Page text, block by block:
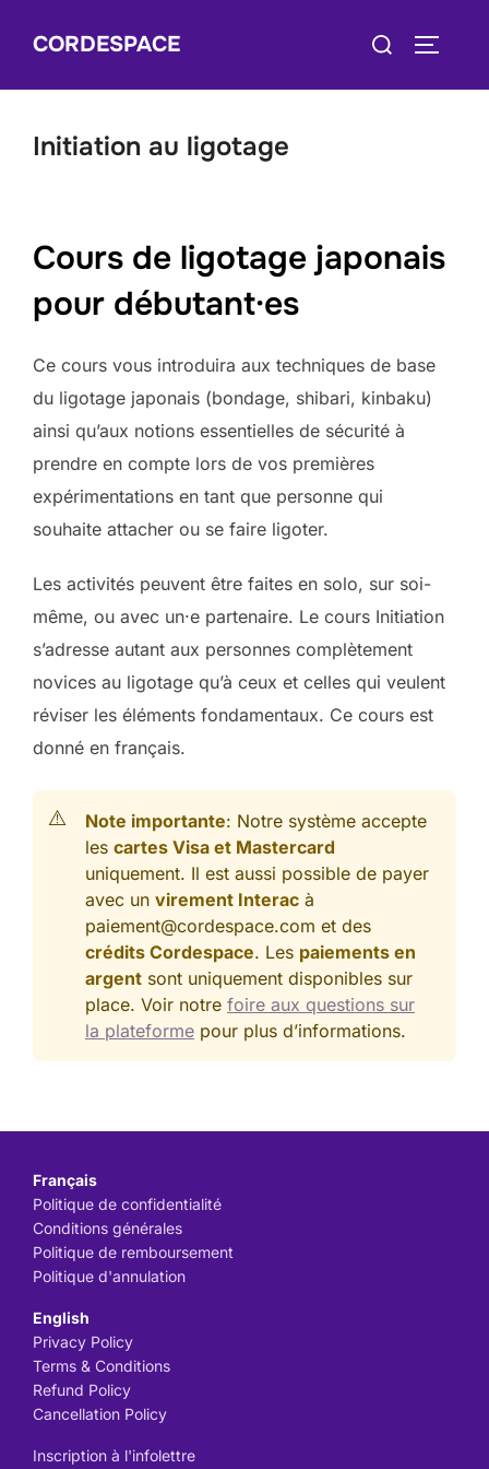
CORDESPACE
Search
Initiation au ligotage
Cours de ligotage japonais
pour débutant·es
Ce cours vous introduira aux techniques de base
du ligotage japonais (bondage, shibari, kinbaku)
ainsi qu’aux notions essentielles de sécurité à
prendre en compte lors de vos premières
expérimentations en tant que personne qui
souhaite attacher ou se faire ligoter.
Les activités peuvent être faites en solo, sur soi-
même, ou avec un·e partenaire. Le cours Initiation
s’adresse autant aux personnes complètement
novices au ligotage qu’à ceux et celles qui veulent
réviser les éléments fondamentaux. Ce cours est
donné en français.
Note importante: Notre système accepte
les cartes Visa et Mastercard
uniquement. Il est aussi possible de payer
avec un virement Interac à
paiement@cordespace.com et des
crédits Cordespace. Les paiements en
argent sont uniquement disponibles sur
place. Voir notre foire aux questions sur
la plateforme pour plus d’informations.
Français
Politique de confidentialité
Conditions générales
Politique de remboursement
Politique d'annulation
English
Privacy Policy
Terms & Conditions
Refund Policy
Cancellation Policy
Inscription à l'infolettre